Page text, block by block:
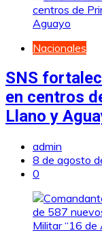
Nacionales
SNS
en centros
Llano y
admin
8 de agosto
0